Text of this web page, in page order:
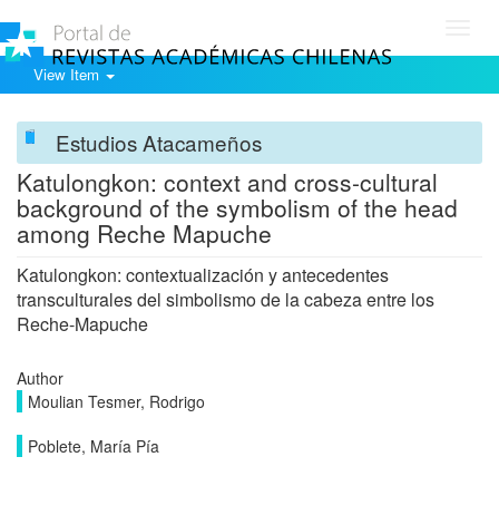
View Item
Estudios Atacameños
Katulongkon: context and cross-cultural
background of the symbolism of the head
among Reche Mapuche
Katulongkon: contextualización y antecedentes
transculturales del simbolismo de la cabeza entre los
Reche-Mapuche
Author
Moulian Tesmer, Rodrigo
Poblete, María Pía